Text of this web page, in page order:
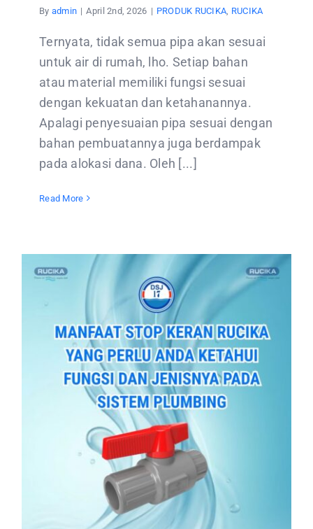
By admin | April 2nd, 2026 | PRODUK RUCIKA RUCIKA
Ternyata, tidak semua pipa akan sesuai
untuk air di rumah, lho. Setiap bahan
atau material memiliki fungsi sesuai
dengan kekuatan dan ketahanannya.
Apalagi penyesuaian pipa sesuai dengan
bahan pembuatannya juga berdampak
pada alokasi dana. Oleh [...]
Read More